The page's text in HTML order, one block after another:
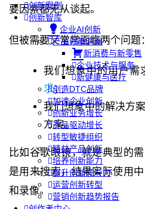
创新案例
创新智库
企业AI创新
产业创新洞察
新消费与新零售
企业技术与服务
新健康与医疗
创造DTC品牌
加速企业创新
创新业务增长
产品驱动增长
转型敏捷组织
精益产品创新
培养创新能力
提升创新领导力
运营创新转型
营销创新趋势报告
要因素都无从谈起。
但被需要又常常面临两个问题：
我们想象中的用户需
求；
我们想象中的解决方
方案。
比如谷歌眼镜，就是典型的
是用来搜索，结果实际使用
和录像。